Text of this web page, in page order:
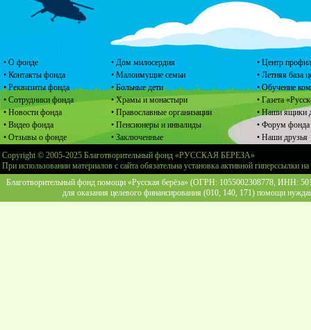
• О фонде
• Контакты фонда
• Реквизиты фонда
• Сотрудники фонда
• Новости фонда
• Видео фонда
• Отзывы о фонде
• Дом милосердия
• Малоимущие семьи
• Больные дети
• Храмы и монастыри
• Православные организации
• Пенсионеры и инвалиды
• Заключенные
• Центр
• Летняя база
• Обучение
• Газета
• Наши ящики
• Форум фонда
• Наши друзья
Copyright © 2005-2025 Благотворительный фонд «РУССКАЯ БЕРЕЗА»
При использовании материалов с сайта обязательна установка активной гиперссылки
Благотворительный фонд помощи «Русская берёза» (ОГРН: 1055002308778, ИНН:
для оказания целевого финансирования (010, 140, 171) помощи